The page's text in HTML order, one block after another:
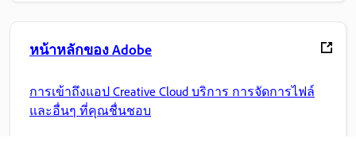
หน้าหลักของ Adobe
การเข้าถึงแอป Creative Cloud บริการ การจัดการไฟล์
และอื่นๆ ที่คุณชื่นชอบ